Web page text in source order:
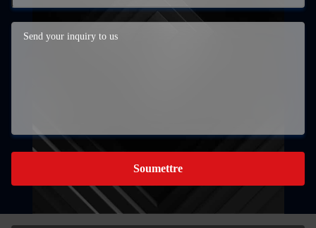
Soumettre